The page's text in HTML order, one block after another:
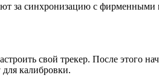
синхронизацию с фирменными
свой трекер. После этого
калибровки.